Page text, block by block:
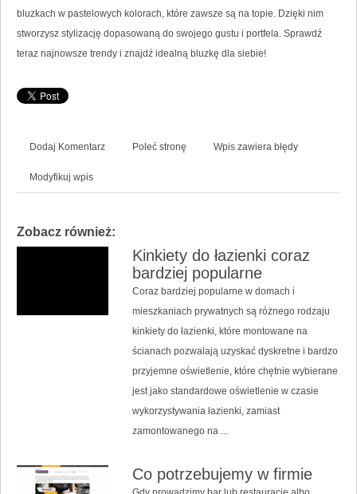
bluzkach w pastelowych kolorach, które zawsze są na topie. Dzięki nim
stworzysz stylizację dopasowaną do swojego gustu i portfela. Sprawdź
teraz najnowsze trendy i znajdź idealną bluzkę dla siebie!
Dodaj Komentarz Poleć stronę Wpis zawiera błędy
Modyfikuj wpis
Zobacz również:
Kinkiety do łazienki coraz
bardziej popularne
Coraz bardziej popularne w domach i
mieszkaniach prywatnych są różnego rodzaju
kinkiety do łazienki, które montowane na
ścianach pozwalają uzyskać dyskretne i bardzo
przyjemne oświetlenie, które chętnie wybierane
jest jako standardowe oświetlenie w czasie
wykorzystywania łazienki, zamiast
zamontowanego na ...
Co potrzebujemy w firmie